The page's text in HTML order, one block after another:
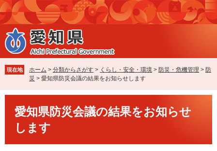
ペ
ー
ジ
の
先
で
す
メ
ニ
ュ
ー
を
ば
し
本
現在地 ホーム > 分類からさがす > くらし・安全・環境 > 防災・危機管理 > 防
災 > 愛知県防災会議の結果をお知らせします
愛知県防災会議の結果をお知らせ
します